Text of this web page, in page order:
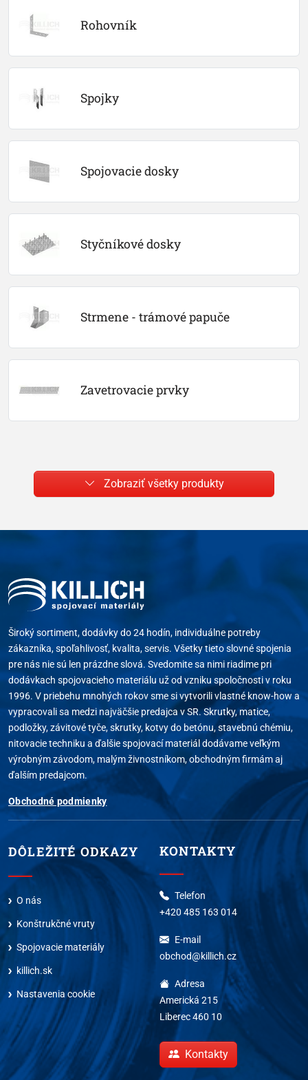
Rohovník
Spojky
Spojovacie dosky
Styčníkové dosky
Strmene - trámové papuče
Zavetrovacie prvky
Zobraziť všetky produkty
Široký sortiment, dodávky do 24 hodín, individuálne potreby
zákazníka, spoľahlivosť, kvalita, servis. Všetky tieto slovné spojenia
pre nás nie sú len prázdne slová. Svedomite sa nimi riadime pri
dodávkach spojovacieho materiálu už od vzniku spoločnosti v roku
1996. V priebehu mnohých rokov sme si vytvorili vlastné know-how a
vypracovali sa medzi najväčšie predajca v SR. Skrutky, matice,
podložky, závitové tyče, skrutky, kotvy do betónu, stavebnú chémiu,
nitovacie techniku a ďalšie spojovací materiál dodávame veľkým
výrobným závodom, malým živnostníkom, obchodným firmám aj
ďalším predajcom.
Obchodné podmienky
DÔLEŽITÉ ODKAZY
O nás
Konštrukčné vruty
Spojovacie materiály
killich.sk
Nastavenia cookie
KONTAKTY
Telefon
+420 485 163 014
E-mail
obchod@killich.cz
Adresa
Americká 215
Liberec 460 10
Kontakty